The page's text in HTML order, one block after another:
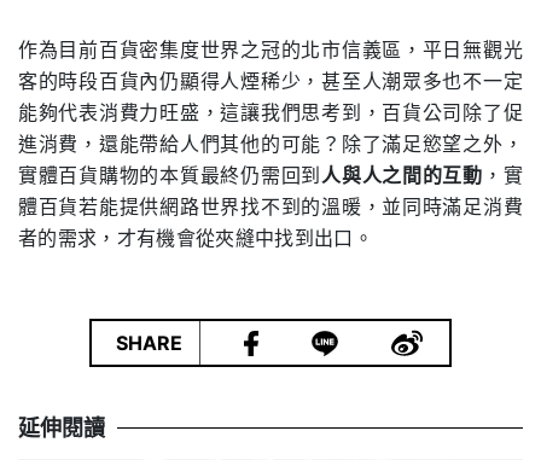
作為目前百貨密集度世界之冠的北市信義區，平日無觀光
客的時段百貨內仍顯得人煙稀少，甚至人潮眾多也不一定
能夠代表消費力旺盛，這讓我們思考到，百貨公司除了促
進消費，還能帶給人們其他的可能？除了滿足慾望之外，
實體百貨購物的本質最終仍需回到人與人之間的互動 ，實
體百貨若能提供網路世界找不到的溫暖，並同時滿足消費
者的需求，才有機會從夾縫中找到出口。
SHARE
延伸閱讀